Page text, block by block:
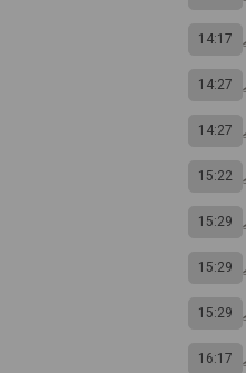
14:17
14:27
14:27
15:22
15:29
15:29
15:29
16:17